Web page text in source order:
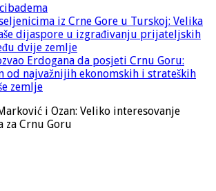
iz Crne Gore u Turskoj: Velika
dijaspore u izgrađivanju prijateljskih
dvije zemlje
Erdogana da posjeti Crnu Goru:
od najvažnijih ekonomskih i strateških
zemlje
i Ozan: Veliko interesovanje
Crnu Goru